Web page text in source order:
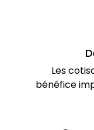
Les
bénéfice